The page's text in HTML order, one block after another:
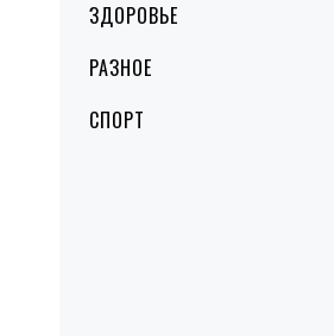
ЗДОРОВЬЕ
РАЗНОЕ
СПОРТ